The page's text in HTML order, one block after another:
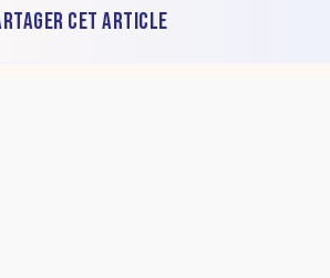
CET ARTICLE